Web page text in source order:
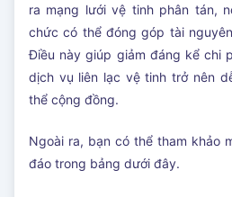
ra mạng lưới vệ tinh phân tán,
chức có thể đóng góp tài
Điều này giúp giảm đáng kể chi
dịch vụ liên lạc vệ tinh trở nên
thể cộng đồng.
Ngoài ra, bạn có thể tham khảo
đáo trong bảng dưới đây.